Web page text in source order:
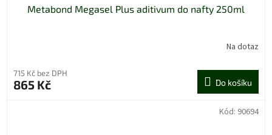
Metabond Megasel Plus aditivum do nafty 250ml
Na dotaz
715 Kč bez DPH
865 Kč Do košíku
Kód: 90694